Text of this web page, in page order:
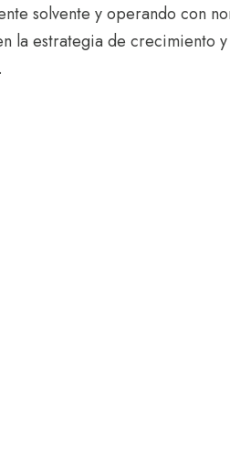
solvente y operando con
la estrategia de crecimiento